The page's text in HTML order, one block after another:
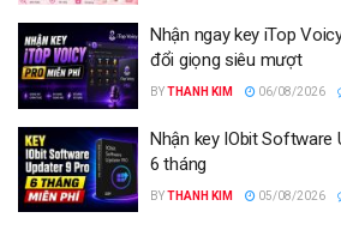
Nhận ngay key iTop
đổi giọng siêu mượt
BYTHANH KIM 06/08/2026
Nhận key IObit Software
6 tháng
BYTHANH KIM 05/08/2026